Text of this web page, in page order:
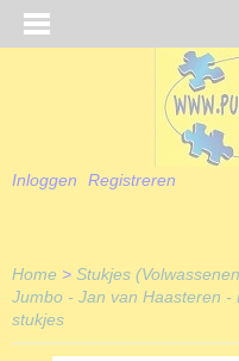
Inloggen Registreren
Home > Stukjes
Jumbo - Jan van Haasteren
stukjes